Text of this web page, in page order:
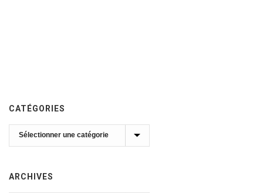
CATÉGORIES
Catégories
ARCHIVES